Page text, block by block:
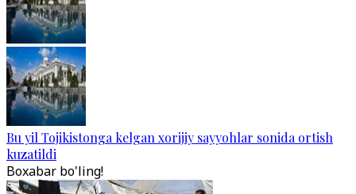
Bu yil Tojikistonga kelgan xorijiy sayyohlar sonida ortish
kuzatildi
Boxabar bo'ling!